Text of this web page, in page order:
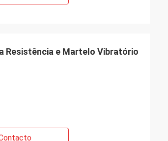
Resistência e Martelo Vibratório